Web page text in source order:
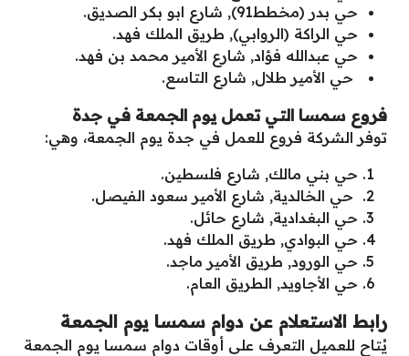
حي بدر (مخطط91), شارع ابو بكر الصديق.
حي الراكة (الروابي), طريق الملك فهد.
حي عبدالله فؤاد, شارع الأمير محمد بن فهد.
حي الأمير طلال, شارع التاسع.
فروع سمسا التي تعمل يوم الجمعة في جدة
توفر الشركة فروع للعمل في جدة يوم الجمعة، وهي:
حي بني مالك, شارع فلسطين.
حي الخالدية, شارع الأمير سعود الفيصل.
حي البغدادية, شارع حائل.
حي البوادي, طريق الملك فهد.
حي الورود, طريق الأمير ماجد.
حي الأجاويد, الطريق العام.
رابط الاستعلام عن دوام سمسا يوم الجمعة
يُتاح للعميل التعرف على أوقات دوام سمسا يوم الجمعة